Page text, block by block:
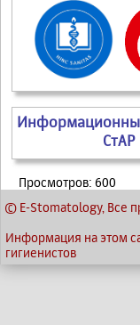
СтАР
Просмотров: 600
© E-Stomatology, Все
Информация на этом
гигиенистов